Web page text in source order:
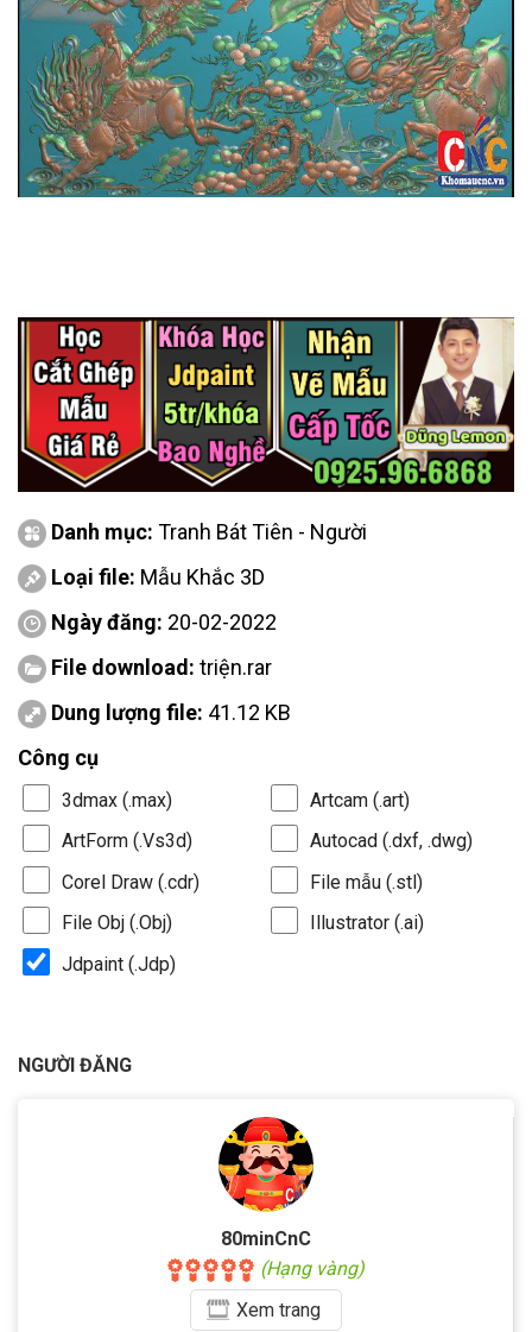
Danh mục: Tranh Bát Tiên - Người
Loại file: Mẫu Khắc 3D
Ngày đăng: 20-02-2022
File download: triện.rar
Dung lượng file: 41.12 KB
Công cụ
3dmax (.max)
Artcam (.art)
ArtForm (.Vs3d)
Autocad (.dxf, .dwg)
Corel Draw (.cdr)
File mẫu (.stl)
File Obj (.Obj)
Illustrator (.ai)
Jdpaint (.Jdp)
NGƯỜI ĐĂNG
80minCnC
(Hạng vàng)
Xemtrang